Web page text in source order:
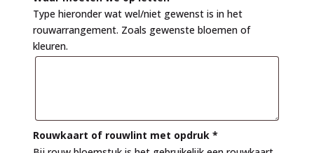
Type hieronder wat wel/niet gewenst is in het
rouwarrangement. Zoals gewenste bloemen of
kleuren.
Rouwkaart of rouwlint met opdruk *